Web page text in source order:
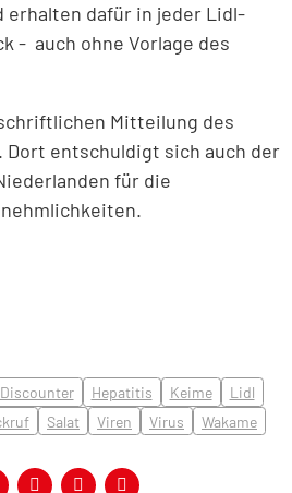
erhalten dafür in jeder Lidl-
- auch ohne Vorlage des
Mitteilung des
Dort entschuldigt sich auch der
für die
Discounter Hepatitis Keime
Lidl
Salat Viren Virus Wakame